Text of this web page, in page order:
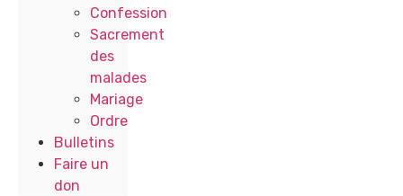
Confession
Sacrement
des
malades
Mariage
Ordre
Bulletins
Faire un
don